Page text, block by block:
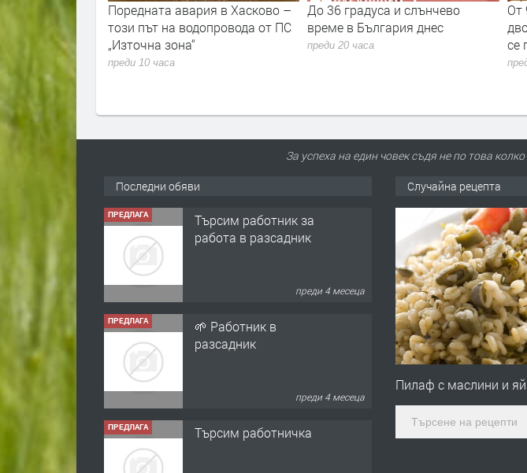
от
нефт и газ в
на Черно
това
Поредната авария в Хасково –
този път на водопровода от ПС
„Източна зона“
преди 10 часа
До 36 градуса и слънчево
време в България днес
преди 20 часа
От
се
За успеха на един човек съдя не по това
Последни обяви
ПРЕДЛАГА
Търсим работник за
работа в разсадник
преди 4 месеца
ПРЕДЛАГА
🌱 Работник в
разсадник
преди 4 месеца
ПРЕДЛАГА Търсим работничка
Случайна рецепта
Пилаф с маслини и